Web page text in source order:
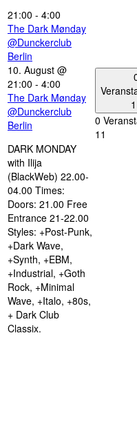
21:00 - 4:00
The Dark Mønday
@Dunckerclub
Berlin
10. August @
21:00 - 4:00
The Dark Mønday
@Dunckerclub
Berlin
DARK MONDAY
with Ilija
(BlackWeb) 22.00-
04.00 Times:
Doors: 21.00 Free
Entrance 21-22.00
Styles: +Post-Punk,
+Dark Wave,
+Synth, +EBM,
+Industrial, +Goth
Rock, +Minimal
Wave, +Italo, +80s,
+ Dark Club
Classix.
0
11